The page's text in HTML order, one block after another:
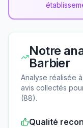
Notre
Barbier
Analyse réalisée
avis collectés
(88).
Qualité